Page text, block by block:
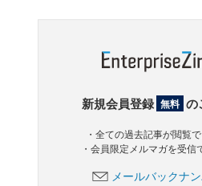
新規会員登録 無料 の
・全ての過去記事が閲覧
・会員限定メルマガを受信
メールバックナ